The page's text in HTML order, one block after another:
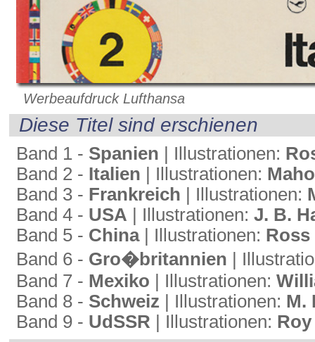
Werbeaufdruck Lufthansa
Diese Titel sind erschienen
Band 1 - Spanien | Illustrationen:
Band 2 - Italien | Illustrationen:
Band 3 - Frankreich | Illustrationen:
Band 4 - USA | Illustrationen:J. B.
Band 5 - China| Illustrationen: Ross
Band 6 - Gro�britannien |
Band 7 - Mexiko | Illustrationen:
Band 8 - Schweiz | Illustrationen: M.
Band 9 - UdSSR | Illustrationen: